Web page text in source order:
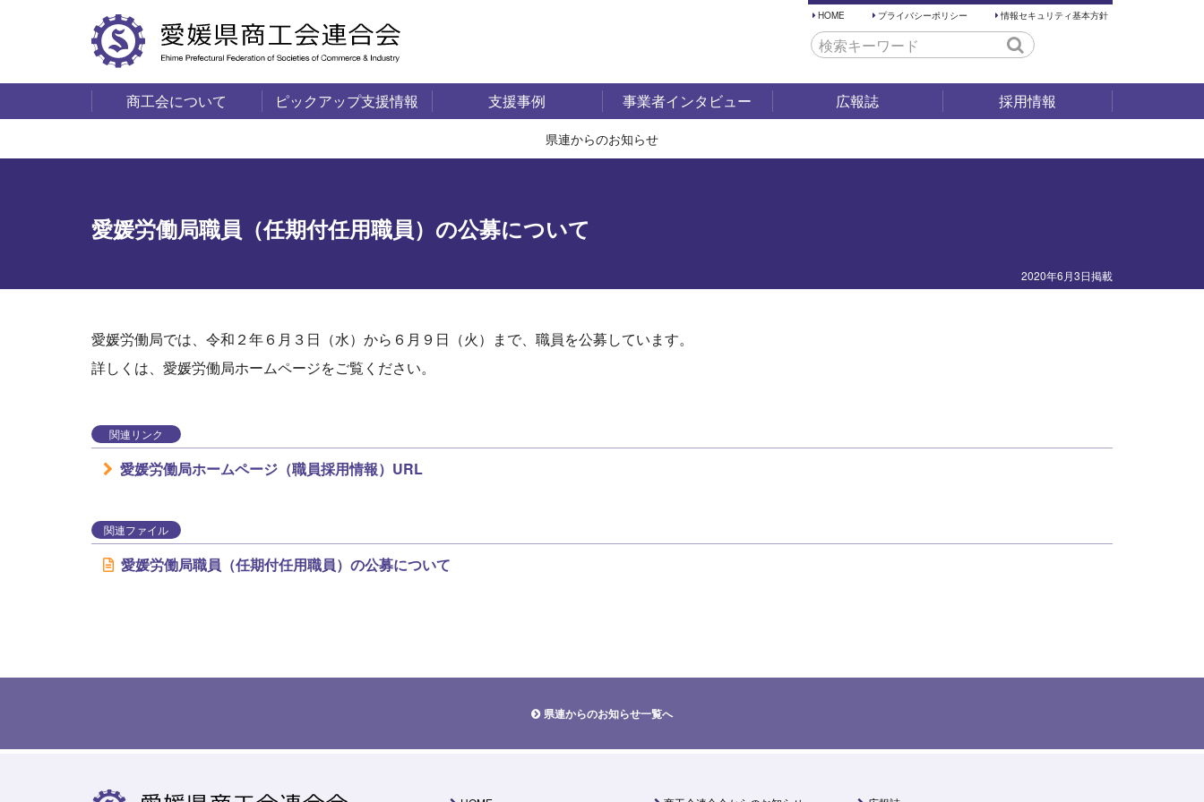
HOME プライバシーポリシー 情報セキュリティ基本方針
商工会について ピックアップ支援情報 支援事例 事業者インタビュー 広報誌 採用情報
県連からのお知らせ
愛媛労働局職員（任期付任用職員）の公募について
2020年6月3日掲載
愛媛労働局では、令和２年６月３日（水）から６月９日（火）まで、職員を公募しています。
詳しくは、愛媛労働局ホームページをご覧ください。
関連リンク
愛媛労働局ホームページ（職員採用情報）URL
関連ファイル
愛媛労働局職員（任期付任用職員）の公募について
県連からのお知らせ一覧へ